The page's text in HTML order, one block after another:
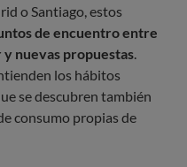
o Santiago, estos
de encuentro entre
nuevas propuestas.
los hábitos
se descubren también
consumo propias de